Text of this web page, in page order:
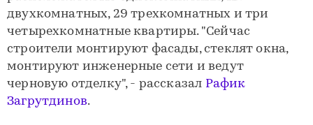
двухкомнатных, 29 трехкомнатных и три
четырехкомнатные квартиры. "Сейчас
строители монтируют фасады, стеклят окна,
монтируют инженерные сети и ведут
черновую отделку", - рассказал Рафик
Загрутдинов.